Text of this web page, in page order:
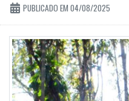
PUBLICADO EM 04/08/2025